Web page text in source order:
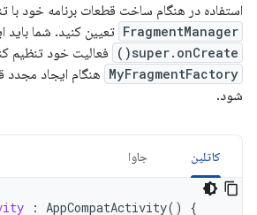
استفاده در هنگام ساخت قطعات برنامه خود با
FragmentManager تعیین کنید. شما باید
super.onCreate() فعالیت خود تنظیم
MyFragmentFactory هنگام ایجاد مجدد
شود.
کاتلین جاوا
: AppCompatActivity()
{